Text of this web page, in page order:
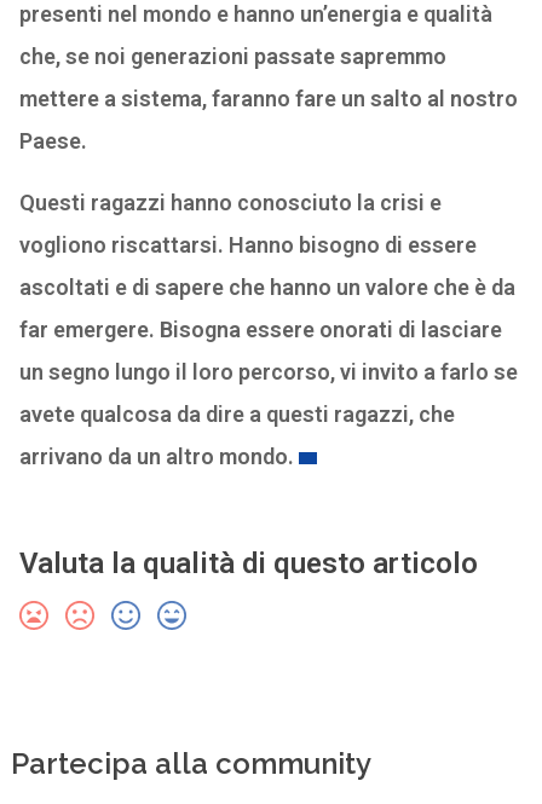
presenti nel mondo e hanno un’energia e qualità
che, se noi generazioni passate sapremmo
mettere a sistema, faranno fare un salto al nostro
Paese.
Questi ragazzi hanno conosciuto la crisi e
vogliono riscattarsi. Hanno bisogno di essere
ascoltati e di sapere che hanno un valore che è da
far emergere. Bisogna essere onorati di lasciare
un segno lungo il loro percorso, vi invito a farlo se
avete qualcosa da dire a questi ragazzi, che
arrivano da un altro mondo.
Valuta la qualità di questo articolo
Partecipa alla community